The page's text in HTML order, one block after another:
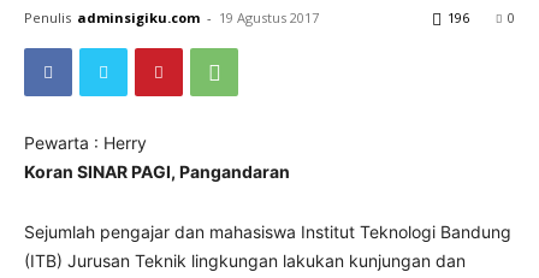
Penulis adminsigiku.com - 19 Agustus 2017 0
196
Pewarta : Herry
Koran SINAR PAGI, Pangandaran
Sejumlah pengajar dan mahasiswa Institut Teknologi Bandung
(ITB) Jurusan Teknik lingkungan lakukan kunjungan dan